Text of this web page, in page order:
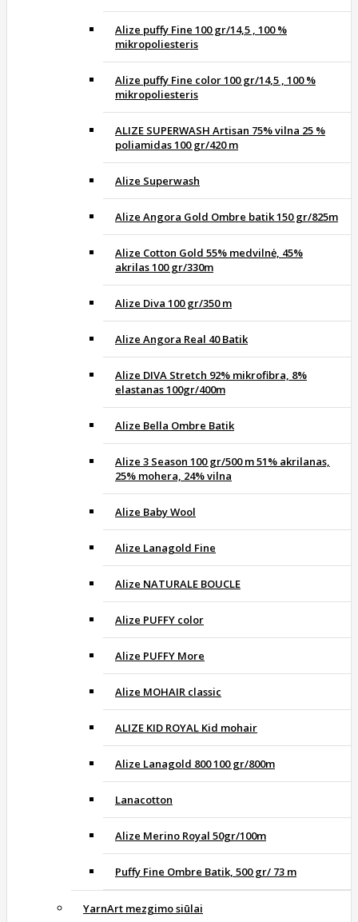
Alize puffy Fine 100 gr/14,5 , 100 %
mikropoliesteris
Alize puffy Fine color 100 gr/14,5 , 100 %
mikropoliesteris
ALIZE SUPERWASH Artisan 75% vilna 25 %
poliamidas 100 gr/420 m
Alize Superwash
Alize Angora Gold Ombre batik 150 gr/825m
Alize Cotton Gold 55% medvilnė, 45%
akrilas 100 gr/330m
Alize Diva 100 gr/350 m
Alize Angora Real 40 Batik
Alize DIVA Stretch 92% mikrofibra, 8%
elastanas 100gr/400m
Alize Bella Ombre Batik
Alize 3 Season 100 gr/500 m 51% akrilanas,
25% mohera, 24% vilna
Alize Baby Wool
Alize Lanagold Fine
Alize NATURALE BOUCLE
Alize PUFFY color
Alize PUFFY More
Alize MOHAIR classic
ALIZE KID ROYAL Kid mohair
Alize Lanagold 800 100 gr/800m
Lanacotton
Alize Merino Royal 50gr/100m
Puffy Fine Ombre Batik, 500 gr/ 73 m
YarnArt mezgimo siūlai